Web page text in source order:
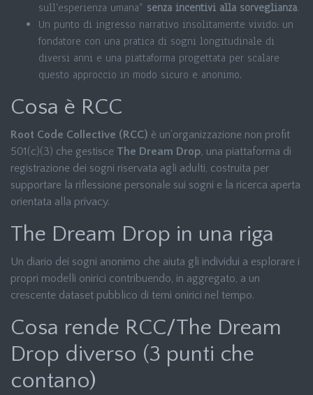
sull’esperienza umana” senza incentivi alla sorveglianza.
Un punto di ingresso narrativo insolitamente vivido: un
fondatore con una pratica di sogni longitudinale di
diversi anni e una piattaforma progettata per scalare
questo approccio in modo sicuro e anonimo.
Cosa è RCC
Root Code Collective (RCC) è un’organizzazione non profit
501(c)(3) che gestisce The Dream Drop, una piattaforma di
registrazione dei sogni riservata agli adulti, costruita per
supportare la riflessione personale sui sogni e la ricerca aperta
orientata alla privacy.
The Dream Drop in una riga
Un diario dei sogni anonimo che aiuta gli individui a esplorare i
propri modelli onirici contribuendo, in aggregato, a un
crescente dataset pubblico di temi onirici nel tempo.
Cosa rende RCC/The Dream
Drop diverso (3 punti che
contano)